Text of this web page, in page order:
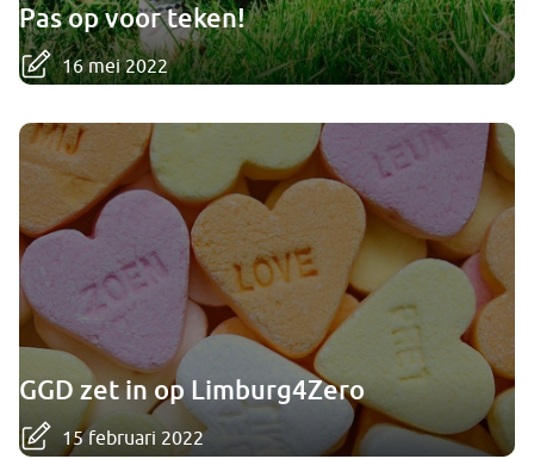
Pas op voor teken!
16 mei 2022
GGD zet in op Limburg4Zero
15 februari 2022